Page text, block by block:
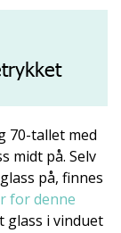
70-tallet med
midt på. Selv
på, finnes
for denne
glass i vinduet